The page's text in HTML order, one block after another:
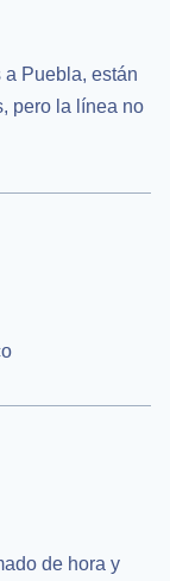
Puebla, están
pero la línea no
de hora y